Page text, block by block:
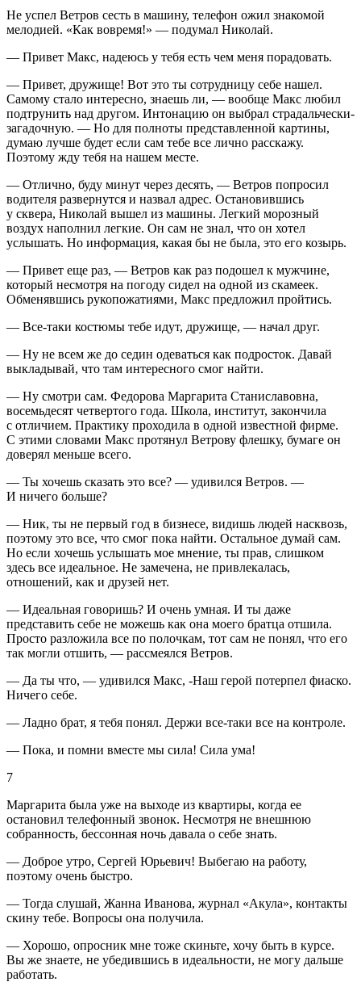
Не успел Ветров сесть в машину, телефон ожил знакомой
мелодией. «Как вовремя!» — подумал Николай.
— Привет Макс, надеюсь у тебя есть чем меня порадовать.
— Привет, дружище! Вот это ты сотрудницу себе нашел.
Самому стало интересно, знаешь ли, — вообще Макс любил
подтрунить над другом. Интонацию он выбрал страдальчески-
загадочную. — Но для полноты представленной картины,
думаю лучше будет если сам тебе все лично расскажу.
Поэтому жду тебя на нашем месте.
— Отлично, буду минут через десять, — Ветров попросил
водителя развернутся и назвал адрес. Остановившись
у сквера, Николай вышел из машины. Легкий морозный
воздух наполнил легкие. Он сам не знал, что он хотел
услышать. Но информация, какая бы не была, это его козырь.
— Привет еще раз, — Ветров как раз подошел к мужчине,
который несмотря на погоду сидел на одной из скамеек.
Обменявшись рукопожатиями, Макс предложил пройтись.
— Все-таки костюмы тебе идут, дружище, — начал друг.
— Ну не всем же до седин одеваться как подросток. Давай
выкладывай, что там интересного смог найти.
— Ну смотри сам. Федорова Маргарита Станиславовна,
восемьдесят четвертого года. Школа, институт, закончила
с отличием. Практику проходила в одной известной фирме.
С этими словами Макс протянул Ветрову флешку, бумаге он
доверял меньше всего.
— Ты хочешь сказать это все? — удивился Ветров. —
И ничего больше?
— Ник, ты не первый год в бизнесе, видишь людей насквозь,
поэтому это все, что смог пока найти. Остальное думай сам.
Но если хочешь услышать мое мнение, ты прав, слишком
здесь все идеальное. Не замечена, не привлекалась,
отношений, как и друзей нет.
— Идеальная говоришь? И очень умная. И ты даже
представить себе не можешь как она моего братца отшила.
Просто разложила все по полочкам, тот сам не понял, что его
так могли отшить, — рассмеялся Ветров.
— Да ты что, — удивился Макс, -Наш герой потерпел фиаско.
Ничего себе.
— Ладно брат, я тебя понял. Держи все-таки все на контроле.
— Пока, и помни вместе мы сила! Сила ума!
7
Маргарита была уже на выходе из квартиры, когда ее
остановил телефонный звонок. Несмотря не внешнюю
собранность, бессонная ночь давала о себе знать.
— Доброе утро, Сергей Юрьевич! Выбегаю на работу,
поэтому очень быстро.
— Тогда слушай, Жанна Иванова, журнал «Акула», контакты
скину тебе. Вопросы она получила.
— Хорошо, опросник мне тоже скиньте, хочу быть в курсе.
Вы же знаете, не убедившись в идеальности, не могу дальше
работать.